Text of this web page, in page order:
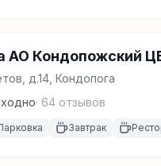
АО Кондопожский
д.14, Кондопога
· 64 отзывов
Завтрак